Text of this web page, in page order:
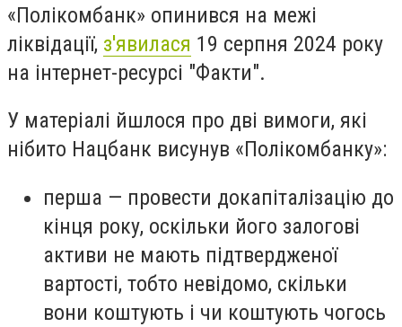
«Полікомбанк» опинився на межі
ліквідації, з'явилася 19 серпня 2024 року
на інтернет-ресурсі "Факти".
У матеріалі йшлося про дві вимоги, які
нібито Нацбанк висунув «Полікомбанку»:
перша — провести докапіталізацію до
кінця року, оскільки його залогові
активи не мають підтвердженої
вартості, тобто невідомо, скільки
вони коштують і чи коштують чогось